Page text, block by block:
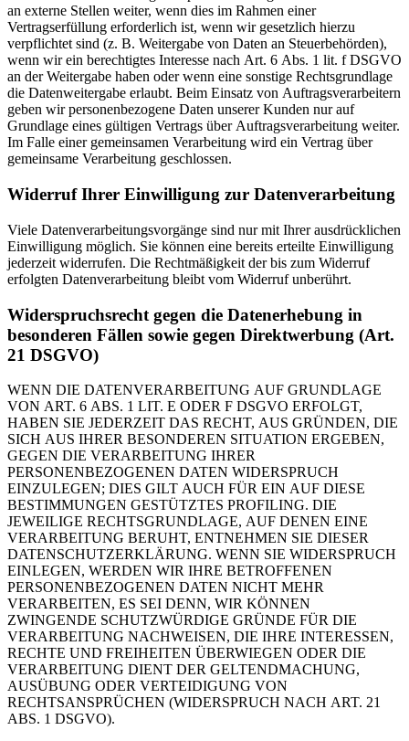
an externe Stellen weiter, wenn dies im Rahmen einer
Vertragserfüllung erforderlich ist, wenn wir gesetzlich hierzu
verpflichtet sind (z. B. Weitergabe von Daten an Steuerbehörden),
wenn wir ein berechtigtes Interesse nach Art. 6 Abs. 1 lit. f DSGVO
an der Weitergabe haben oder wenn eine sonstige Rechtsgrundlage
die Datenweitergabe erlaubt. Beim Einsatz von Auftragsverarbeitern
geben wir personenbezogene Daten unserer Kunden nur auf
Grundlage eines gültigen Vertrags über Auftragsverarbeitung weiter.
Im Falle einer gemeinsamen Verarbeitung wird ein Vertrag über
gemeinsame Verarbeitung geschlossen.
Widerruf Ihrer Einwilligung zur Datenverarbeitung
Viele Datenverarbeitungsvorgänge sind nur mit Ihrer ausdrücklichen
Einwilligung möglich. Sie können eine bereits erteilte Einwilligung
jederzeit widerrufen. Die Rechtmäßigkeit der bis zum Widerruf
erfolgten Datenverarbeitung bleibt vom Widerruf unberührt.
Widerspruchsrecht gegen die Datenerhebung in
besonderen Fällen sowie gegen Direktwerbung (Art.
21 DSGVO)
WENN DIE DATENVERARBEITUNG AUF GRUNDLAGE
VON ART. 6 ABS. 1 LIT. E ODER F DSGVO ERFOLGT,
HABEN SIE JEDERZEIT DAS RECHT, AUS GRÜNDEN, DIE
SICH AUS IHRER BESONDEREN SITUATION ERGEBEN,
GEGEN DIE VERARBEITUNG IHRER
PERSONENBEZOGENEN DATEN WIDERSPRUCH
EINZULEGEN; DIES GILT AUCH FÜR EIN AUF DIESE
BESTIMMUNGEN GESTÜTZTES PROFILING. DIE
JEWEILIGE RECHTSGRUNDLAGE, AUF DENEN EINE
VERARBEITUNG BERUHT, ENTNEHMEN SIE DIESER
DATENSCHUTZERKLÄRUNG. WENN SIE WIDERSPRUCH
EINLEGEN, WERDEN WIR IHRE BETROFFENEN
PERSONENBEZOGENEN DATEN NICHT MEHR
VERARBEITEN, ES SEI DENN, WIR KÖNNEN
ZWINGENDE SCHUTZWÜRDIGE GRÜNDE FÜR DIE
VERARBEITUNG NACHWEISEN, DIE IHRE INTERESSEN,
RECHTE UND FREIHEITEN ÜBERWIEGEN ODER DIE
VERARBEITUNG DIENT DER GELTENDMACHUNG,
AUSÜBUNG ODER VERTEIDIGUNG VON
RECHTSANSPRÜCHEN (WIDERSPRUCH NACH ART. 21
ABS. 1 DSGVO).